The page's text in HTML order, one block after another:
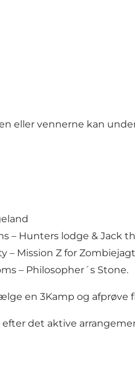
eller vennerne kan
– Hunters lodge & Jack
– Mission Z for Zombiejagt
– Philosopher´s Stone.
en 3Kamp og afprøve
det aktive